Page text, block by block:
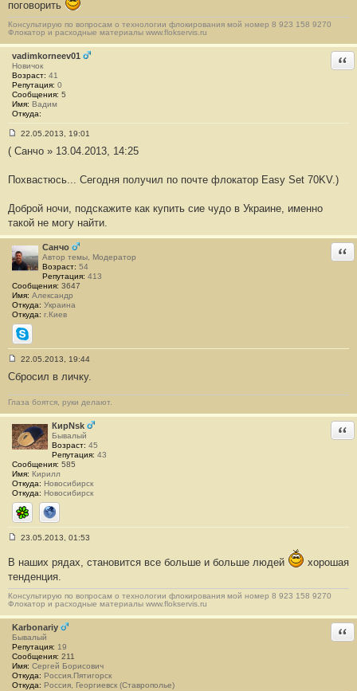
щ
н
и
е
4
1
поговорить
Консультирую по вопросам о технологии флокирования мой номер 8 923 158 9270
Флокатор и расходные материалы www.flokservis.ru
vadimkorneev01
Новичок
Возраст: 41
Репутация: 0
Сообщения: 5
Имя: Вадим
Откуда:
о
щ
и
#
4
2
22.05.2013, 19:01
( Санчо » 13.04.2013, 14:25
Похвастюсь... Сегодня получил по почте флокатор Easy Set 70KV.)
Доброй ночи, подскажите как купить сие чудо в Украине, именно
такой не могу найти.
Санчо
Автор темы, Модератор
Возраст: 54
Репутация: 413
Сообщения: 3647
Имя: Александр
Откуда: Украина
Откуда: г.Киев
Skype
о
б
щ
е
н
и
е
#
4
3
22.05.2013, 19:44
Сбросил в личку.
Глаза боятся, руки делают.
КирNsk
Бывалый
Возраст: 45
Репутация: 43
Сообщения: 585
Имя: Кирилл
Откуда: Новосибирск
Откуда: Новосибирск
ICQ Сайт
о
б
щ
н
е
#
4
4
23.05.2013, 01:53
В наших рядах, становится все больше и больше людей
хорошая
тенденция.
Консультирую по вопросам о технологии флокирования мой номер 8 923 158 9270
Флокатор и расходные материалы www.flokservis.ru
Karbonariy
Бывалый
Репутация: 19
Сообщения: 211
Имя: Сергей Борисович
Откуда: Россия.Пятигорск
Откуда: Россия, Георгиевск (Ставрополье)